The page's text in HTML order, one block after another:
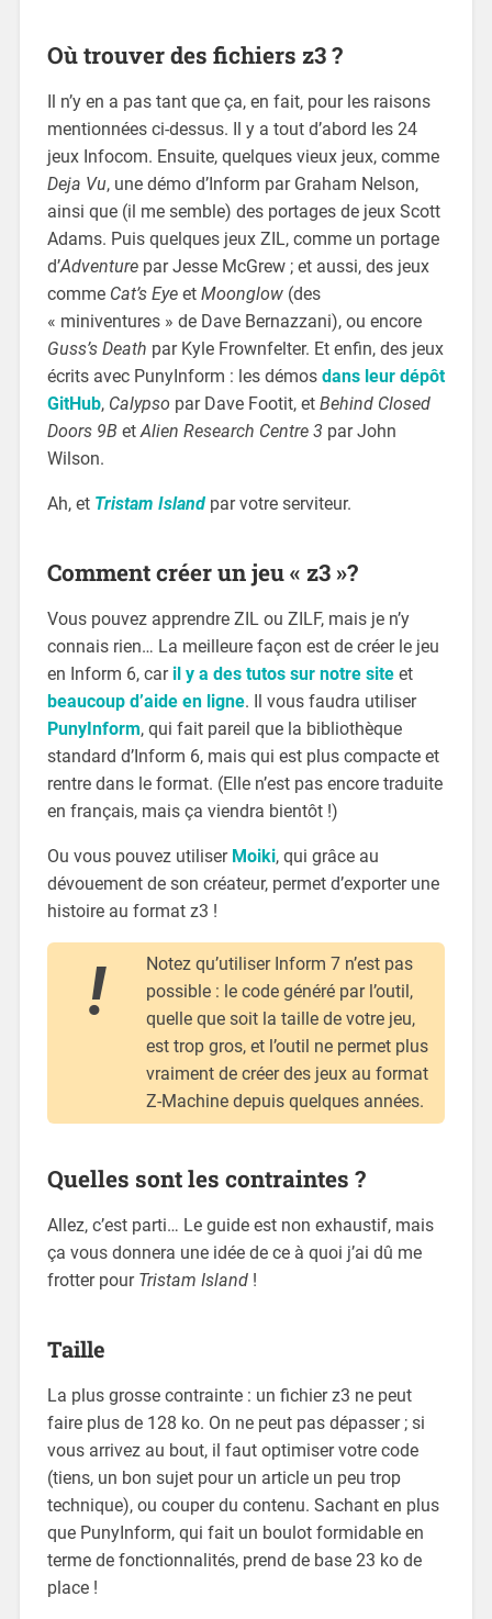
Où trouver des fichiers z3 ?
Il n’y en a pas tant que ça, en fait, pour les raisons
mentionnées ci-dessus. Il y a tout d’abord les 24
jeux Infocom. Ensuite, quelques vieux jeux, comme
Deja Vu, une démo d’Inform par Graham Nelson,
ainsi que (il me semble) des portages de jeux Scott
Adams. Puis quelques jeux ZIL, comme un portage
d’Adventurepar Jesse McGrew ; et aussi, des jeux
comme Cat’s Eyeet Moonglow(des
« miniventures » de Dave Bernazzani), ou encore
Guss’s Death par Kyle Frownfelter. Et enfin, des jeux
écrits avec PunyInform : les démos dans leur dépôt
GitHub, Calypso par Dave Footit, et Behind Closed
Doors 9B etAlien Research Centre 3 par John
Wilson.
Ah, et Tristam Islandpar votre serviteur.
Comment créer un jeu « z3 »?
Vous pouvez apprendre ZIL ou ZILF, mais je n’y
connais rien… La meilleure façon est de créer le jeu
en Inform 6, car il y a des tutos sur notre siteet
beaucoup d’aide en ligne. Il vous faudra utiliser
PunyInform, qui fait pareil que la bibliothèque
standard d’Inform 6, mais qui est plus compacte et
rentre dans le format. (Elle n’est pas encore traduite
en français, mais ça viendra bientôt !)
Ou vous pouvez utiliser Moiki, qui grâce au
dévouement de son créateur, permet d’exporter une
histoire au format z3 !
Notez qu’utiliser Inform 7 n’est pas
possible : le code généré par l’outil,
quelle que soit la taille de votre jeu,
est trop gros, et l’outil ne permet plus
vraiment de créer des jeux au format
Z-Machine depuis quelques années.
Quelles sont les contraintes ?
Allez, c’est parti… Le guide est non exhaustif, mais
ça vous donnera une idée de ce à quoi j’ai dû me
frotter pour Tristam Island!
Taille
La plus grosse contrainte : un fichier z3 ne peut
faire plus de 128 ko. On ne peut pas dépasser ; si
vous arrivez au bout, il faut optimiser votre code
(tiens, un bon sujet pour un article un peu trop
technique), ou couper du contenu. Sachant en plus
que PunyInform, qui fait un boulot formidable en
terme de fonctionnalités, prend de base 23 ko de
place !